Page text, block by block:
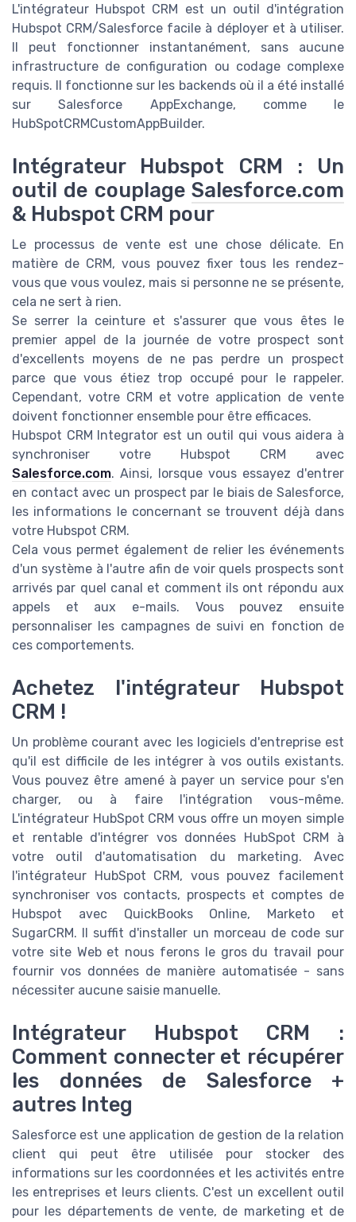
L'intégrateur Hubspot CRM est un outil d'intégration
Hubspot CRM/Salesforce facile à déployer et à utiliser.
Il peut fonctionner instantanément, sans aucune
infrastructure de configuration ou codage complexe
requis. Il fonctionne sur les backends où il a été installé
sur Salesforce AppExchange, comme le
HubSpotCRMCustomAppBuilder.
Intégrateur Hubspot CRM : Un
outil de couplage Salesforce.com
& Hubspot CRM pour
Le processus de vente est une chose délicate. En
matière de CRM, vous pouvez fixer tous les rendez-
vous que vous voulez, mais si personne ne se présente,
cela ne sert à rien.
Se serrer la ceinture et s'assurer que vous êtes le
premier appel de la journée de votre prospect sont
d'excellents moyens de ne pas perdre un prospect
parce que vous étiez trop occupé pour le rappeler.
Cependant, votre CRM et votre application de vente
doivent fonctionner ensemble pour être efficaces.
Hubspot CRM Integrator est un outil qui vous aidera à
synchroniser votre Hubspot CRM avec
Salesforce.com. Ainsi, lorsque vous essayez d'entrer
en contact avec un prospect par le biais de Salesforce,
les informations le concernant se trouvent déjà dans
votre Hubspot CRM.
Cela vous permet également de relier les événements
d'un système à l'autre afin de voir quels prospects sont
arrivés par quel canal et comment ils ont répondu aux
appels et aux e-mails. Vous pouvez ensuite
personnaliser les campagnes de suivi en fonction de
ces comportements.
Achetez l'intégrateur Hubspot
CRM !
Un problème courant avec les logiciels d'entreprise est
qu'il est difficile de les intégrer à vos outils existants.
Vous pouvez être amené à payer un service pour s'en
charger, ou à faire l'intégration vous-même.
L'intégrateur HubSpot CRM vous offre un moyen simple
et rentable d'intégrer vos données HubSpot CRM à
votre outil d'automatisation du marketing. Avec
l'intégrateur HubSpot CRM, vous pouvez facilement
synchroniser vos contacts, prospects et comptes de
Hubspot avec QuickBooks Online, Marketo et
SugarCRM. Il suffit d'installer un morceau de code sur
votre site Web et nous ferons le gros du travail pour
fournir vos données de manière automatisée - sans
nécessiter aucune saisie manuelle.
Intégrateur Hubspot CRM :
Comment connecter et récupérer
les données de Salesforce +
autres Integ
Salesforce est une application de gestion de la relation
client qui peut être utilisée pour stocker des
informations sur les coordonnées et les activités entre
les entreprises et leurs clients. C'est un excellent outil
pour les départements de vente, de marketing et de